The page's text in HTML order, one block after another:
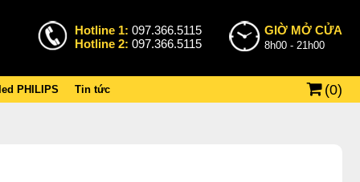
Hotline 1: 097.366.5115
Hotline 2: 097.366.5115
GIỜ MỞ CỬA
8h00 - 21h00
PHILIPS Tin tức (0)